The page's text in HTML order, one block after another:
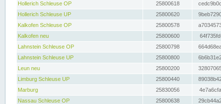
Hollerich Schleuse OP
25800618
Hollerich Schleuse UP
25800620
Kalkofen Schleuse OP
25800578
Kalkofen neu
25800600
Lahnstein Schleuse OP
25800798
Lahnstein Schleuse UP
25800800
Leun neu
25800200
Limburg Schleuse UP
25800440
Marburg
25830056
Nassau Schleuse OP
25800638